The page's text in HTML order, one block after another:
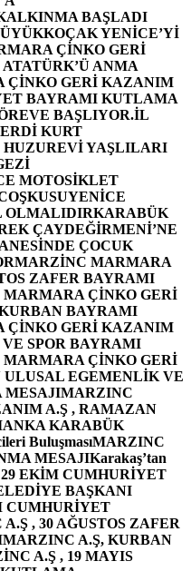
BAŞLADI
YENİCE’Yİ
ÇİNKO GERİ
ANMA
ÇİNKO GERİ KAZANIM
BAYRAMI KUTLAMA
BAŞLIYOR.İL
KURT
YAŞLILARI
MOTOSİKLET
YENİCE
OLMALIDIRKARABÜK
ÇAYDEĞİRMENİ’NE
ÇOCUK
MARZİNC MARMARA
ZAFER BAYRAMI
ÇİNKO GERİ
BAYRAMI
ÇİNKO GERİ KAZANIM
SPOR BAYRAMI
ÇİNKO GERİ
EGEMENLİK VE
MESAJIMARZINC
A.Ş , RAMAZAN
ANKA KARABÜK
BuluşmasıMARZINC
MESAJIKarakaş’tan
EKİM CUMHURİYET
BAŞKANI
CUMHURİYET
, 30 AĞUSTOS ZAFER
MARZINC A.Ş, KURBAN
A.Ş , 19 MAYIS